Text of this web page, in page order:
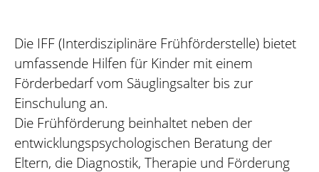
Die IFF (Interdisziplinäre Frühförderstelle) bietet
umfassende Hilfen für Kinder mit einem
Förderbedarf vom Säuglingsalter bis zur
Einschulung an.
Die Frühförderung beinhaltet neben der
entwicklungspsychologischen Beratung der
Eltern, die Diagnostik, Therapie und Förderung